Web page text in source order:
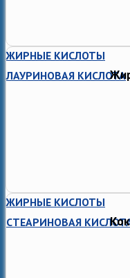
ЖИРНЫЕ КИСЛОТЫ
ЛАУРИНОВАЯ КИСЛОТА
ЖИРНЫЕ КИСЛОТЫ
СТЕАРИНОВАЯ